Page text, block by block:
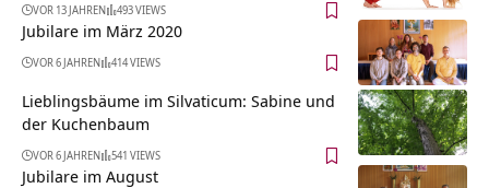
VOR 13 JAHREN 493 VIEWS
Jubilare im März 2020
VOR 6 JAHREN 414 VIEWS
Lieblingsbäume im Silvaticum: Sabine und
der Kuchenbaum
VOR 6 JAHREN 541 VIEWS
Jubilare im August